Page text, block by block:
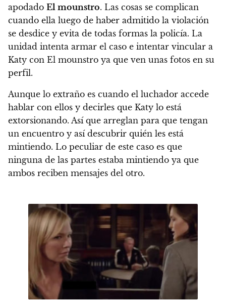
apodado El mounstro. Las cosas se complican
cuando ella luego de haber admitido la violación
se desdice y evita de todas formas la policía. La
unidad intenta armar el caso e intentar vincular a
Katy con El mounstro ya que ven unas fotos en su
perfil.
Aunque lo extraño es cuando el luchador accede
hablar con ellos y decirles que Katy lo está
extorsionando. Así que arreglan para que tengan
un encuentro y así descubrir quién les está
mintiendo. Lo peculiar de este caso es que
ninguna de las partes estaba mintiendo ya que
ambos reciben mensajes del otro.